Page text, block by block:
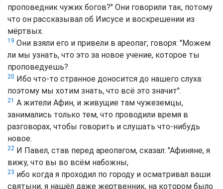
проповедник чужих богов?" Они говорили так, потому
что он рассказывал об Иисусе и воскрешении из
мёртвых.
19 Они взяли его и привели в ареопаг, говоря: "Можем
ли мы узнать, что это за новое учение, которое ты
проповедуешь?
20 Ибо что-то странное доносится до нашего слуха:
поэтому мы хотим знать, что всё это значит".
21 А жители Афин, и живущие там чужеземцы,
занимались только тем, что проводили время в
разговорах, чтобы говорить и слушать что-нибудь
новое.
22 И Павел, став перед ареопагом, сказал: "Афиняне, я
вижу, что вы во всём набожны,
23 ибо когда я проходил по городу и осматривал ваши
святыни, я нашёл даже жертвенник, на котором было